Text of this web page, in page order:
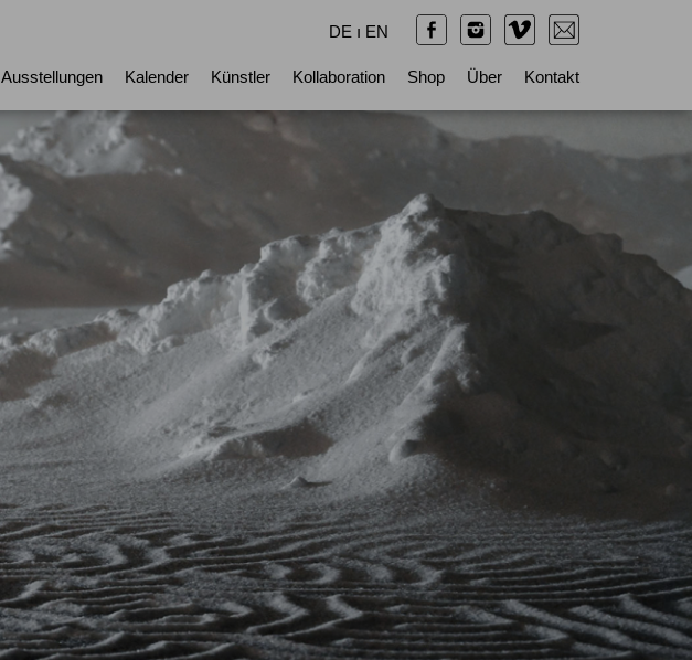
Ausstellungen Kalender Künstler Kollaboration Shop Über Kontakt
DE ı EN